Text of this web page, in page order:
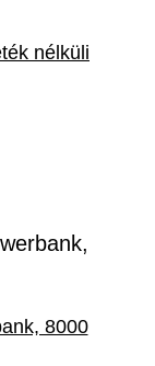
nélküli
8000